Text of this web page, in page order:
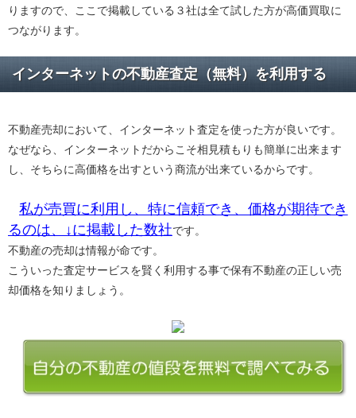
りますので、ここで掲載している３社は全て試した方が高価買取に
つながります。
インターネットの不動産査定（無料）を利用する
不動産売却において、インターネット査定を使った方が良いです。
なぜなら、インターネットだからこそ相見積もりも簡単に出来ます
し、そちらに高価格を出すという商流が出来ているからです。
私が売買に利用し、特に信頼でき、価格が期待でき
るのは、↓に掲載した数社です。
不動産の売却は情報が命です。
こういった査定サービスを賢く利用する事で保有不動産の正しい売
却価格を知りましょう。